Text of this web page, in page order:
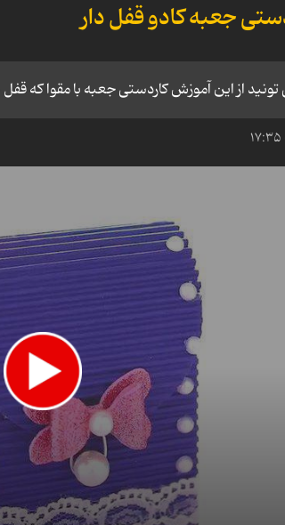
جعبه کادو قفل دار
از این آموزش کاردستی جعبه با مقوا که